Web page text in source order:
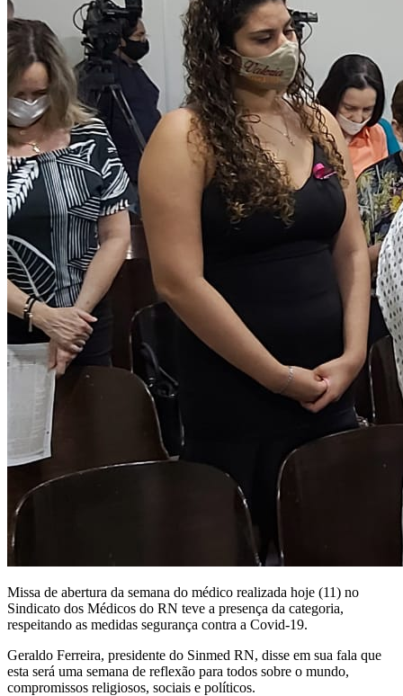
Missa de abertura da semana do médico realizada hoje (11) no
Sindicato dos Médicos do RN teve a presença da categoria,
respeitando as medidas segurança contra a Covid-19.
Geraldo Ferreira, presidente do Sinmed RN, disse em sua fala que
esta será uma semana de reflexão para todos sobre o mundo,
compromissos religiosos, sociais e políticos.